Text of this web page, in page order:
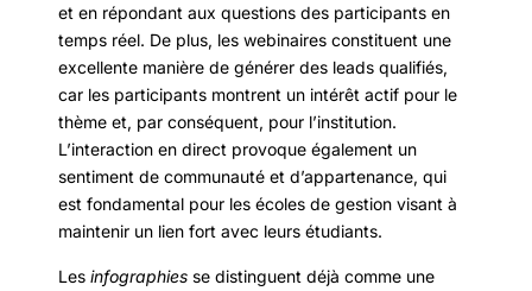
et en répondant aux questions des participants en
temps réel. De plus, les webinaires constituent une
excellente manière de générer des leads qualifiés,
car les participants montrent un intérêt actif pour le
thème et, par conséquent, pour l’institution.
L’interaction en direct provoque également un
sentiment de communauté et d’appartenance, qui
est fondamental pour les écoles de gestion visant à
maintenir un lien fort avec leurs étudiants.
Les infographies se distinguent déjà comme une